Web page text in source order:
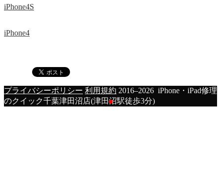
iPhone4S
iPhone4
プライバシーポリシー 利用規約 2016–2026 iPhone・iPad修理
のクイック千葉津田沼店(津田沼駅徒歩3分)